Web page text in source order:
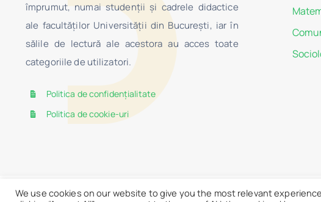
împrumut, numai studenţii şi cadrele didactice
ale facultăților Universității din București, iar în
sălile de lectură ale acestora au acces toate
categoriile de utilizatori.
Politica de confidențialitate
Politica de cookie-uri
We use cookies on our website to give you the most relevant